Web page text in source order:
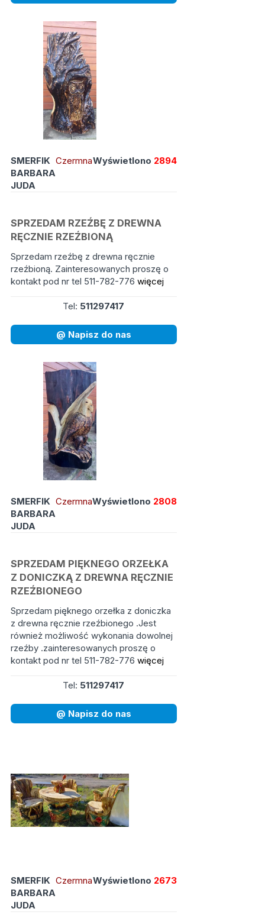
SMERFIK
BARBARA
JUDA
CzermnaWyświetlono 2894
SPRZEDAM RZEŹBĘ Z DREWNA
RĘCZNIE RZEŹBIONĄ
Sprzedam rzeźbę z drewna ręcznie
rzeźbioną. Zainteresowanych proszę o
kontakt pod nr tel 511-782-776 więcej
Tel: 511297417
@ Napisz do nas
SMERFIK
BARBARA
JUDA
CzermnaWyświetlono 2808
SPRZEDAM PIĘKNEGO ORZEŁKA
Z DONICZKĄ Z DREWNA RĘCZNIE
RZEŹBIONEGO
Sprzedam pięknego orzełka z doniczka
z drewna ręcznie rzeźbionego .Jest
również możliwość wykonania dowolnej
rzeźby .zainteresowanych proszę o
kontakt pod nr tel 511-782-776 więcej
Tel: 511297417
@ Napisz do nas
SMERFIK
BARBARA
JUDA
CzermnaWyświetlono 2673